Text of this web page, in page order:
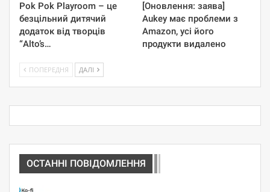
Pok Pok Playroom – це
безцільний дитячий
додаток від творців
“Alto’s…
[Оновлення: заява]
Aukey має проблеми з
Amazon, усі його
продукти видалено
ПОПЕРЕДНЯ ДАЛІ
ОСТАННІ ПОВІДОМЛЕННЯ